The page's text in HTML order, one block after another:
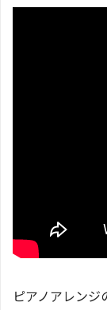
ピアノアレンジ